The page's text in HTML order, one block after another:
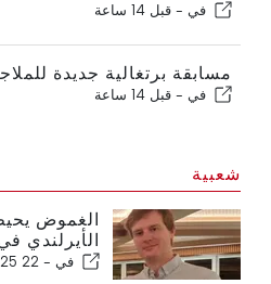
في - قبل 14 ساعة
مسابقة برتغالية جديدة
في - قبل 14 ساعة
شعبية
الغموض
الأيرلندي
في - 22 Aug 2025